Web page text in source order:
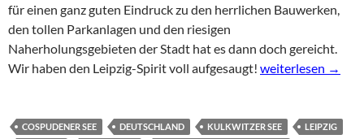
für einen ganz guten Eindruck zu den herrlichen Bauwerken,
den tollen Parkanlagen und den riesigen
Naherholungsgebieten der Stadt hat es dann doch gereicht.
Wir haben den Leipzig-Spirit voll aufgesaugt! RedBulli in Leipzig
weiterlesen →
COSPUDENER SEE DEUTSCHLAND KULKWITZER SEE
LEIPZIG